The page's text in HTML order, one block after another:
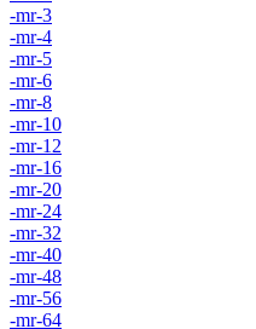
-mr-3
-mr-4
-mr-5
-mr-6
-mr-8
-mr-10
-mr-12
-mr-16
-mr-20
-mr-24
-mr-32
-mr-40
-mr-48
-mr-56
-mr-64